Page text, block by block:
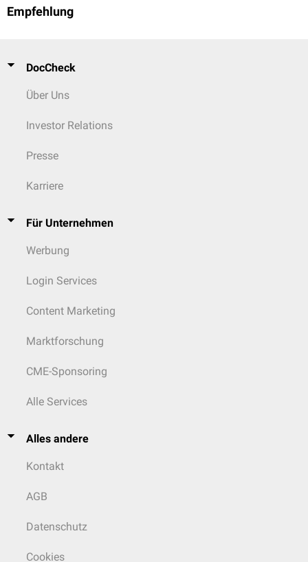
Empfehlung
DocCheck
Über Uns
Investor Relations
Presse
Karriere
Für Unternehmen
Werbung
Login Services
Content Marketing
Marktforschung
CME-Sponsoring
Alle Services
Alles andere
Kontakt
AGB
Datenschutz
Cookies